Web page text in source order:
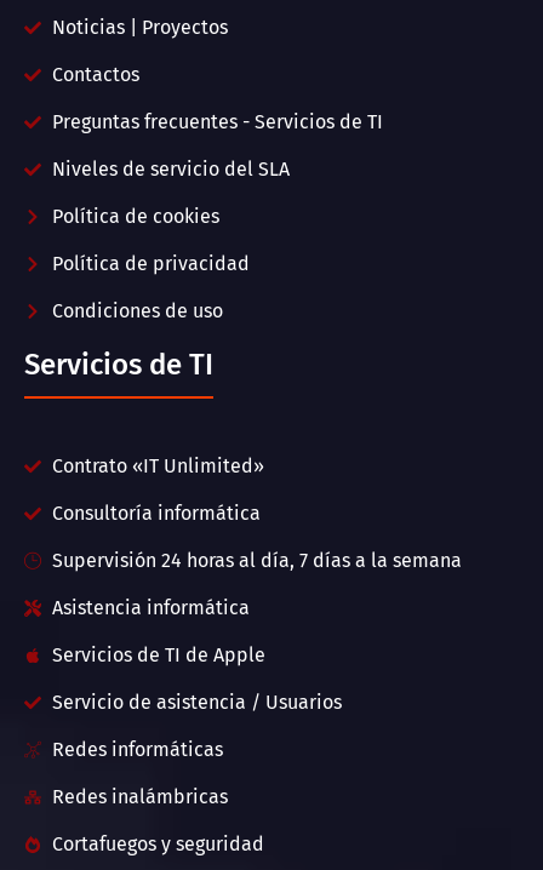
Noticias | Proyectos
Contactos
Preguntas frecuentes - Servicios de TI
Niveles de servicio del SLA
Política de cookies
Política de privacidad
Condiciones de uso
Servicios de TI
Contrato «IT Unlimited»
Consultoría informática
Supervisión 24 horas al día, 7 días a la semana
Asistencia informática
Servicios de TI de Apple
Servicio de asistencia / Usuarios
Redes informáticas
Redes inalámbricas
Cortafuegos y seguridad